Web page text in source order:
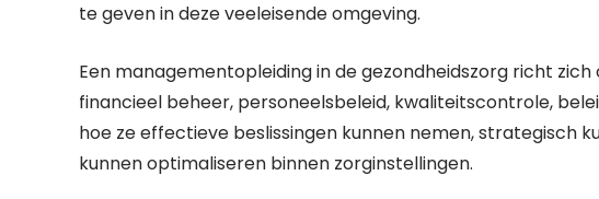
te geven in deze veeleisende omgeving.
Een managementopleiding in de gezondheidszorg richt
financieel beheer, personeelsbeleid, kwaliteitscontrole,
hoe ze effectieve beslissingen kunnen nemen, strategisch
kunnen optimaliseren binnen zorginstellingen.